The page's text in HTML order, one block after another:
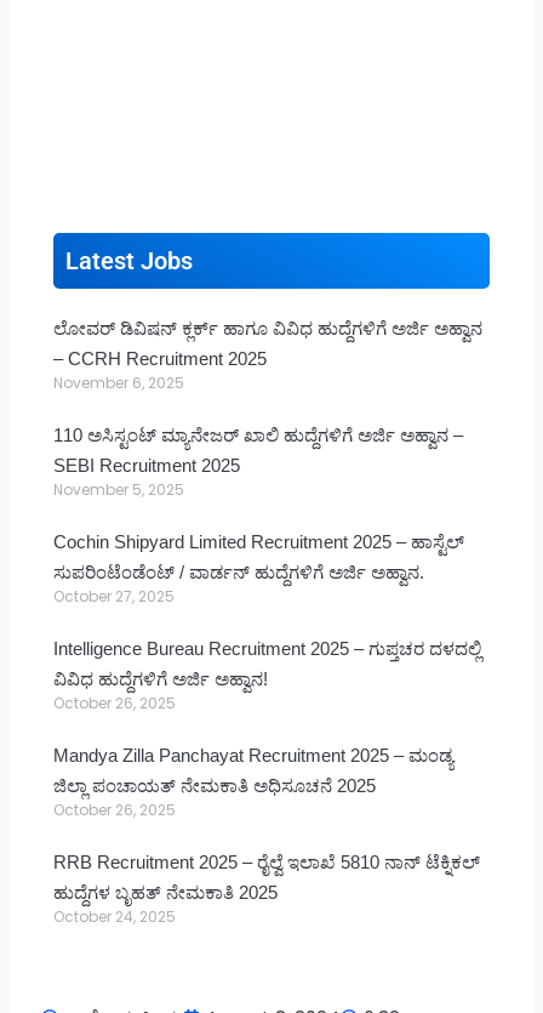
Latest Jobs
ಲೋವರ್ ಡಿವಿಷನ್ ಕ್ಲರ್ಕ್ ಹಾಗೂ ವಿವಿಧ ಹುದ್ದೆಗಳಿಗೆ ಅರ್ಜಿ ಅಹ್ವಾನ
– CCRH Recruitment 2025
November 6, 2025
110 ಅಸಿಸ್ಟಂಟ್ ಮ್ಯಾನೇಜರ್ ಖಾಲಿ ಹುದ್ದೆಗಳಿಗೆ ಅರ್ಜಿ ಅಹ್ವಾನ –
SEBI Recruitment 2025
November 5, 2025
Cochin Shipyard Limited Recruitment 2025 – ಹಾಸ್ಟೆಲ್
ಸುಪರಿಂಟೆಂಡೆಂಟ್ / ವಾರ್ಡನ್ ಹುದ್ದೆಗಳಿಗೆ ಅರ್ಜಿ ಅಹ್ವಾನ.
October 27, 2025
Intelligence Bureau Recruitment 2025 – ಗುಪ್ತಚರ ದಳದಲ್ಲಿ
ವಿವಿಧ ಹುದ್ದೆಗಳಿಗೆ ಅರ್ಜಿ ಅಹ್ವಾನ!
October 26, 2025
Mandya Zilla Panchayat Recruitment 2025 – ಮಂಡ್ಯ
ಜಿಲ್ಲಾ ಪಂಚಾಯತ್ ನೇಮಕಾತಿ ಅಧಿಸೂಚನೆ 2025
October 26, 2025
RRB Recruitment 2025 – ರೈಲ್ವೆ ಇಲಾಖೆ 5810 ನಾನ್ ಟೆಕ್ನಿಕಲ್
ಹುದ್ದೆಗಳ ಬೃಹತ್ ನೇಮಕಾತಿ 2025
October 24, 2025